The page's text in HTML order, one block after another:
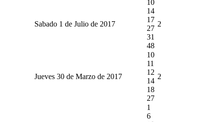
Sabado 1 de Julio de 2017
10
14
17
27
31
48
2
Jueves 30 de Marzo de 2017
10
11
12
14
18
27
2
1
6